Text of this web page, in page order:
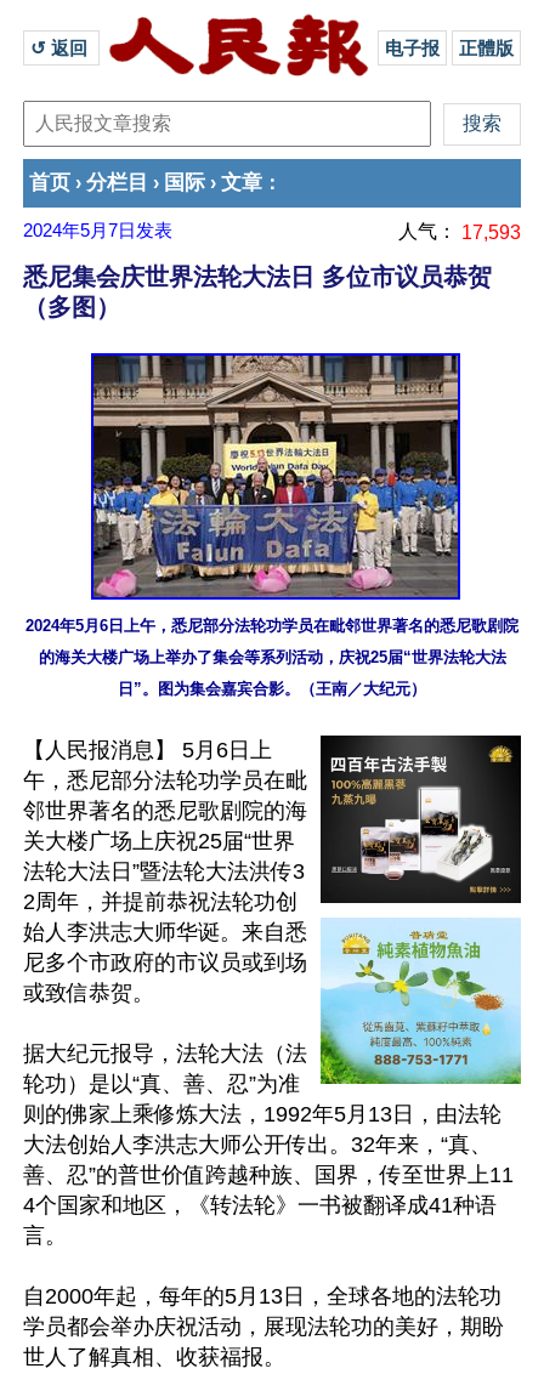
↺ 返回 电子报 正體版
首页 › 分栏目 › 国际 › 文章 ：
2024年5月7日 发表 人气： 17,593
悉尼集会庆世界法轮大法日 多位市议员恭贺
（多图）
2024年5月6日上午，悉尼部分法轮功学员在毗邻世界著名的悉尼歌剧院
的海关大楼广场上举办了集会等系列活动，庆祝25届“世界法轮大法
日”。图为集会嘉宾合影。（王南／大纪元）
【人民报消息】 5月6日上
午，悉尼部分法轮功学员在毗
邻世界著名的悉尼歌剧院的海
关大楼广场上庆祝25届“世界
法轮大法日”暨法轮大法洪传3
2周年，并提前恭祝法轮功创
始人李洪志大师华诞。来自悉
尼多个市政府的市议员或到场
或致信恭贺。
据大纪元报导，法轮大法（法
轮功）是以“真、善、忍”为准
则的佛家上乘修炼大法，1992年5月13日，由法轮
大法创始人李洪志大师公开传出。32年来，“真、
善、忍”的普世价值跨越种族、国界，传至世界上11
4个国家和地区，《转法轮》一书被翻译成41种语
言。
自2000年起，每年的5月13日，全球各地的法轮功
学员都会举办庆祝活动，展现法轮功的美好，期盼
世人了解真相、收获福报。